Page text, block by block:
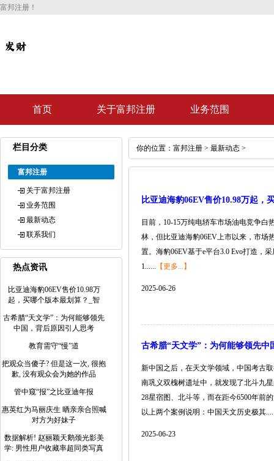
富邦注册！
首页 关于富邦注册 业务范围
栏目分类
富邦注册
关于富邦注册
业务范围
最新动态
联系我们
热点资讯
比亚迪海豹06EV售价10.98万
起，买哪个版本最划算？_智
古希腊“天文学”：为何能够领先
中国，背后原因引人思考
教育需守“慢”道
把观众当傻子? 但是这一次, 很抱
歉, 没有观众会为她的作品
管中窥“报”之比亚迪年报
惠英红为马丽庆生 晒亲亲合照喊
对方为好妹子
数据解析! 赵丽颖天鹅颈光影美
学: 男性用户收藏率超同类写真
你的位置： 富邦注册 > 最新动态 >
比亚迪海豹06EV售价10.98万起，
目前，10-15万纯电轿车市场油电竞争
林，但比亚迪海豹06EV上市以来，市场
置。海豹06EV基于e平台3.0 Evo打造，
1...... 【更多...】
2025-06-26
古希腊“天文学”：为何能够领先中
新中国之后，在天文学领域，中国考古
南巩义双槐树遗址中，就发现了北斗九
28星宿图、北斗等，而在距今6500年前
以上两个案例说明：中国天文历史极其
2025-06-23